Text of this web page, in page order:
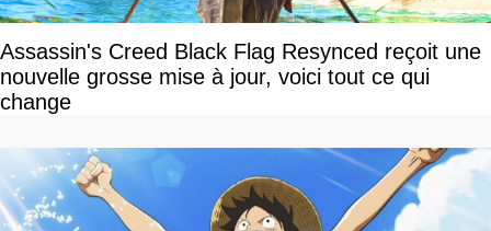
Assassin's Creed Black Flag Resynced reçoit une
nouvelle grosse mise à jour, voici tout ce qui
change